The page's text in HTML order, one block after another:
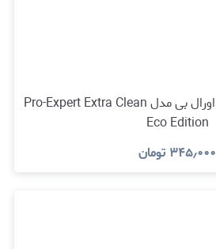
مسواک با برس متوسط اورال بی مدل Pro-Expert Extra Clean
Eco Edition
۳۴۵٫۰۰۰ تومان